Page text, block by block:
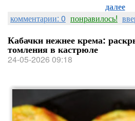
далее
комментарии: 0 понравилось!
Кабачки нежнее крема:
томления в кастрюле
24-05-2026 09:18